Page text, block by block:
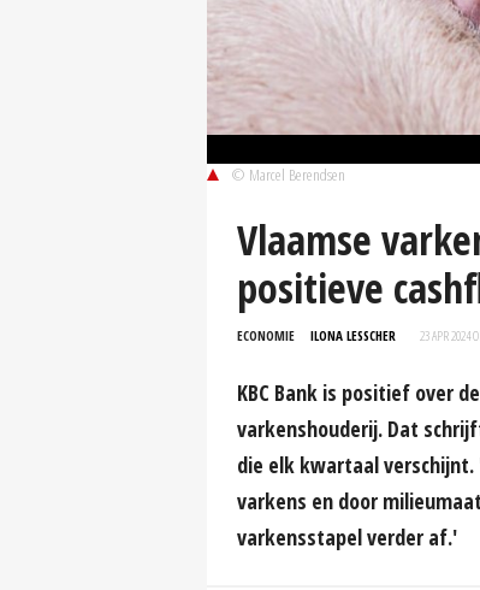
© Marcel Berendsen
Vlaamse
positieve
ECONOMIE ILONA LESSCHER 23 APR 2024
KBC Bank is positief over
varkenshouderij. Dat
die elk kwartaal verschijnt.
varkens en door
varkensstapel verder af.'